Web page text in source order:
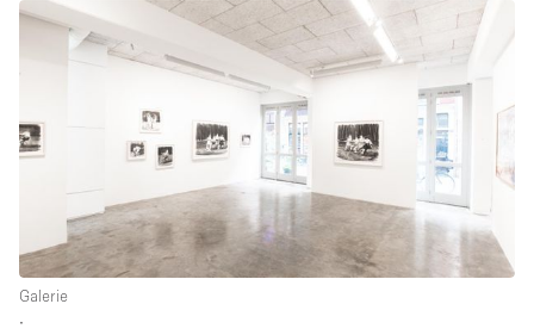
Tuin
Verlichting
Voorraadkamer
Water Access
Whitebox / Minimaal
Galerie
∙